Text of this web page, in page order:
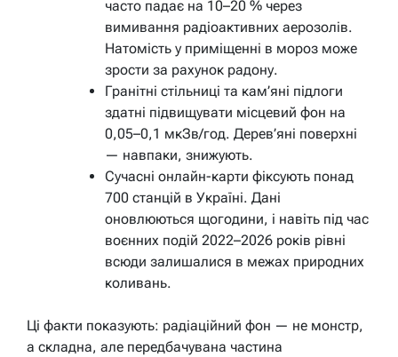
часто падає на 10–20 % через
вимивання радіоактивних аерозолів.
Натомість у приміщенні в мороз може
зрости за рахунок радону.
Гранітні стільниці та кам’яні підлоги
здатні підвищувати місцевий фон на
0,05–0,1 мкЗв/год. Дерев’яні поверхні
— навпаки, знижують.
Сучасні онлайн-карти фіксують понад
700 станцій в Україні. Дані
оновлюються щогодини, і навіть під час
воєнних подій 2022–2026 років рівні
всюди залишалися в межах природних
коливань.
Ці факти показують: радіаційний фон — не монстр,
а складна, але передбачувана частина